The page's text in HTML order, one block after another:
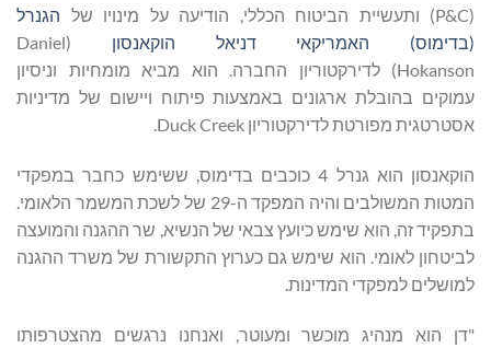
(P&C) ותעשיית הביטוח הכללי, הודיעה על מינויו של
הגנרל
(בדימוס) האמריקאי דניאל הוקאנסון
(Daniel
Hokanson) לדירקטוריון החברה. הוא מביא מומחיות וניסיון
עמוקים בהובלת ארגונים באמצעות פיתוח ויישום של מדיניות
אסטרטגית מפורטת לדירקטוריון Duck Creek.
הוקאנסון הוא גנרל 4 כוכבים בדימוס, ששימש כחבר במפקדי
המטות המשולבים והיה המפקד ה-29 של לשכת המשמר הלאומי.
בתפקיד זה, הוא שימש כיועץ צבאי של הנשיא, שר ההגנה והמועצה
לביטחון לאומי. הוא שימש גם כערוץ התקשורת של משרד ההגנה
למושלים למפקדי המדינות.
"דן הוא מנהיג מוכשר ומעוטר, ואנחנו נרגשים מהצטרפותו